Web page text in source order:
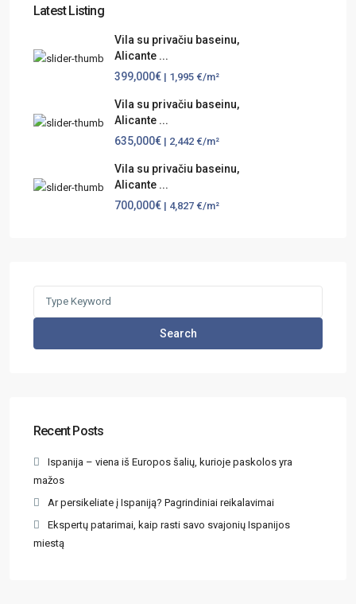
Latest Listing
Vila su privačiu baseinu,
Alicante ...
399,000€ | 1,995 €/m²
Vila su privačiu baseinu,
Alicante ...
635,000€ | 2,442 €/m²
Vila su privačiu baseinu,
Alicante ...
700,000€ | 4,827 €/m²
Search
Recent Posts
Ispanija – viena iš Europos šalių, kurioje paskolos yra
mažos
Ar persikeliate į Ispaniją? Pagrindiniai reikalavimai
Ekspertų patarimai, kaip rasti savo svajonių Ispanijos
miestą